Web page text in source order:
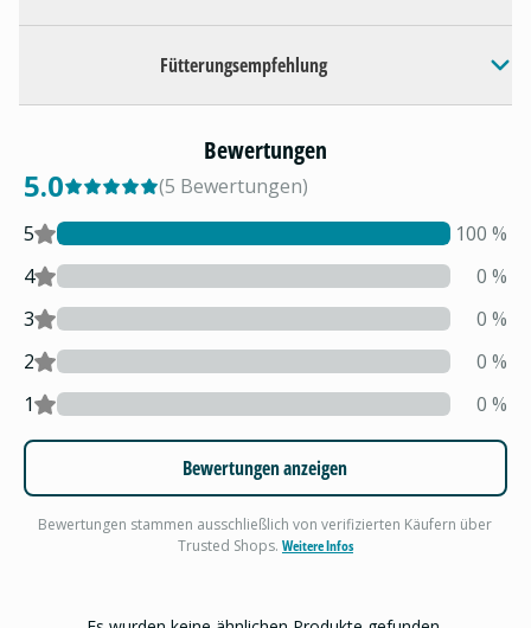
Fütterungsempfehlung
Bewertungen
5.0 (5 Bewertungen)
5
100 %
4
0 %
3
0 %
2
0 %
1
0 %
Bewertungen anzeigen
Bewertungen stammen ausschließlich von verifizierten Käufern über
Trusted Shops. Weitere Infos